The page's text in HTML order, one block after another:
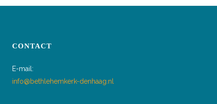
CONTACT
E-mail:
info@bethlehemkerk-denhaag.nl